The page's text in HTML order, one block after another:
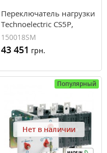
Переключатель нагрузки
Technoelectric CS5P,
1000А
150018SM
43 451 грн.
Популярный
Нет в наличии